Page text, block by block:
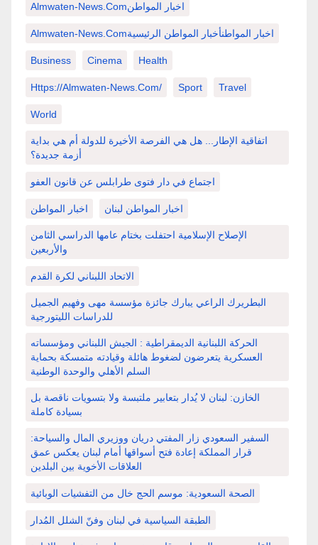
Almwaten-News.comاخبار المواطن
Almwaten-News.comاخبار المواطنأخبار المواطن الرئيسية
Business Cinema Health
Https://almwaten-News.com/ Sport Travel
World
اتفاقية الإطار... هل هي الفرصة الأخيرة للدولة أم هي بداية
أزمة جديدة؟
اجتماع في دار فتوى طرابلس عن قانون العفو
اخبار المواطن اخبار المواطن لبنان
الإصلاح الإسلامية احتفلت بختام عامها الدراسي الثامن
والأربعين
الاتحاد اللبناني لكرة القدم
البطريرك الراعي يبارك جائزة مؤسسة مهى وفهيم الجميل
للدراسات الليتورجية
الحركة اللبنانية الديمقراطية : الجيش اللبناني ومؤسساته
العسكرية يتعرضون لضغوط هائلة وقيادته متمسكة بحماية
السلم الأهلي والوحدة الوطنية
الخازن: لبنان لا يُدار بتعابير ملتبسة ولا بتسويات ناقصة بل
بسيادة كاملة
السفير السعودي زار المفتي دريان ووزيري المال والسياحة:
قرار المملكة إعادة فتح أسواقها أمام لبنان يعكس عمق
العلاقات الأخوية بين البلدين
الصحة السعودية: موسم الحج خال من التفشيات الوبائية
الطبقة السياسية في لبنان وفنّ الشلل المُدار